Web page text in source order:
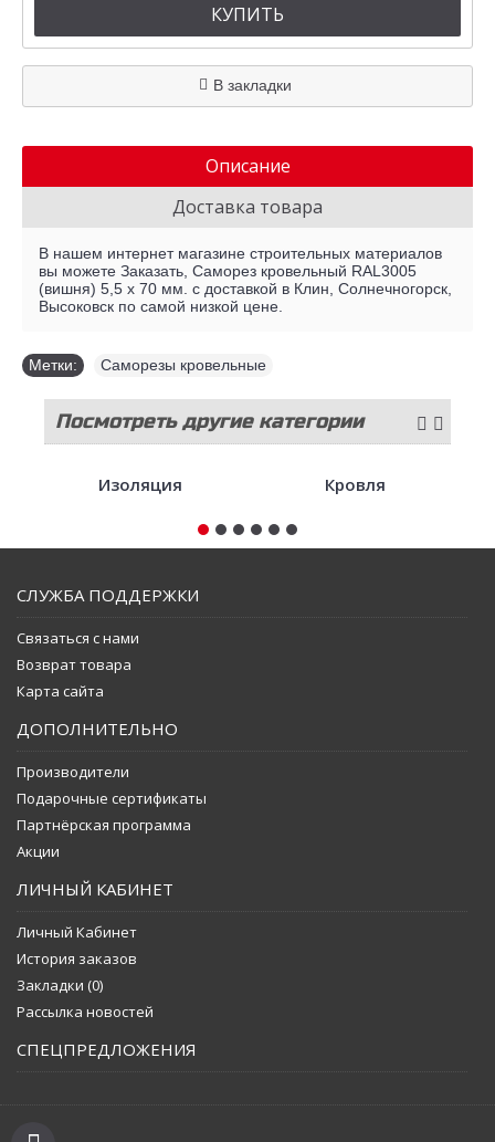
КУПИТЬ
В закладки
Описание
Доставка товара
В нашем интернет магазине строительных материалов
вы можете Заказать, Саморез кровельный RAL3005
(вишня) 5,5 х 70 мм. с доставкой в Клин, Солнечногорск,
Высоковск по самой низкой цене.
Метки: Саморезы кровельные
Посмотреть другие категории
Изоляция Кровля
СЛУЖБА ПОДДЕРЖКИ
Связаться с нами
Возврат товара
Карта сайта
ДОПОЛНИТЕЛЬНО
Производители
Подарочные сертификаты
Партнёрская программа
Акции
ЛИЧНЫЙ КАБИНЕТ
Личный Кабинет
История заказов
Закладки (0)
Рассылка новостей
СПЕЦПРЕДЛОЖЕНИЯ